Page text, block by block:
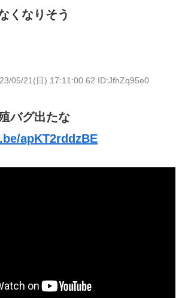
くなりそう
05/21(日) 17:11:00.62 ID:JfhZq95e0
バグ出たな
apKT2rddzBE